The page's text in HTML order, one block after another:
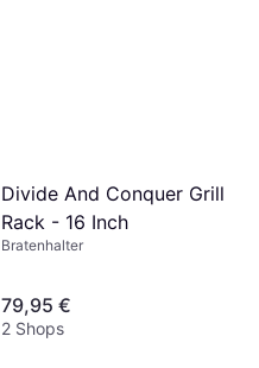
Divide And Conquer Grill
Rack - 16 Inch
Bratenhalter
79,95 €
2 Shops